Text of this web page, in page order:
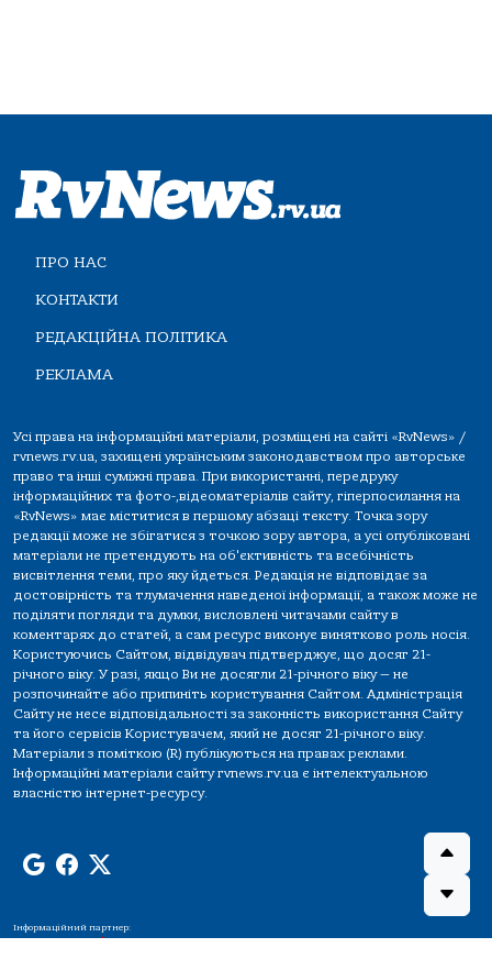
ПРО НАС
КОНТАКТИ
РЕДАКЦІЙНА ПОЛІТИКА
РЕКЛАМА
Усі права на інформаційні матеріали, розміщені на сайті «RvNews» /
rvnews.rv.ua, захищені українським законодавством про авторське
право та інші суміжні права. При використанні, передруку
інформаційних та фото-,відеоматеріалів сайту, гіперпосилання на
«RvNews» має міститися в першому абзаці тексту. Точка зору
редакції може не збігатися з точкою зору автора, а усі опубліковані
матеріали не претендують на об'єктивність та всебічність
висвітлення теми, про яку йдеться. Редакція не відповідає за
достовірність та тлумачення наведеної інформації, а також може не
поділяти погляди та думки, висловлені читачами сайту в
коментарях до статей, а сам ресурс виконує винятково роль носія.
Користуючись Сайтом, відвідувач підтверджує, що досяг 21-
річного віку. У разі, якщо Ви не досягли 21-річного віку — не
розпочинайте або припиніть користування Сайтом. Адміністрація
Сайту не несе відповідальності за законність використання Сайту
та його сервісів Користувачем, який не досяг 21-річного віку.
Матеріали з поміткою (R) публікуються на правах реклами.
Інформаційні матеріали сайту rvnews.rv.ua є інтелектуальною
власністю інтернет-ресурсу.
Інформаційний партнер: